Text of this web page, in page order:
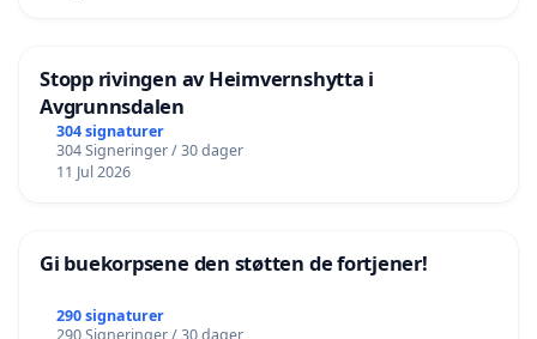
Stopp rivingen av Heimvernshytta i
Avgrunnsdalen
304 signaturer
304 Signeringer / 30 dager
11 Jul 2026
Gi buekorpsene den støtten de fortjener!
290 signaturer
290 Signeringer / 30 dager